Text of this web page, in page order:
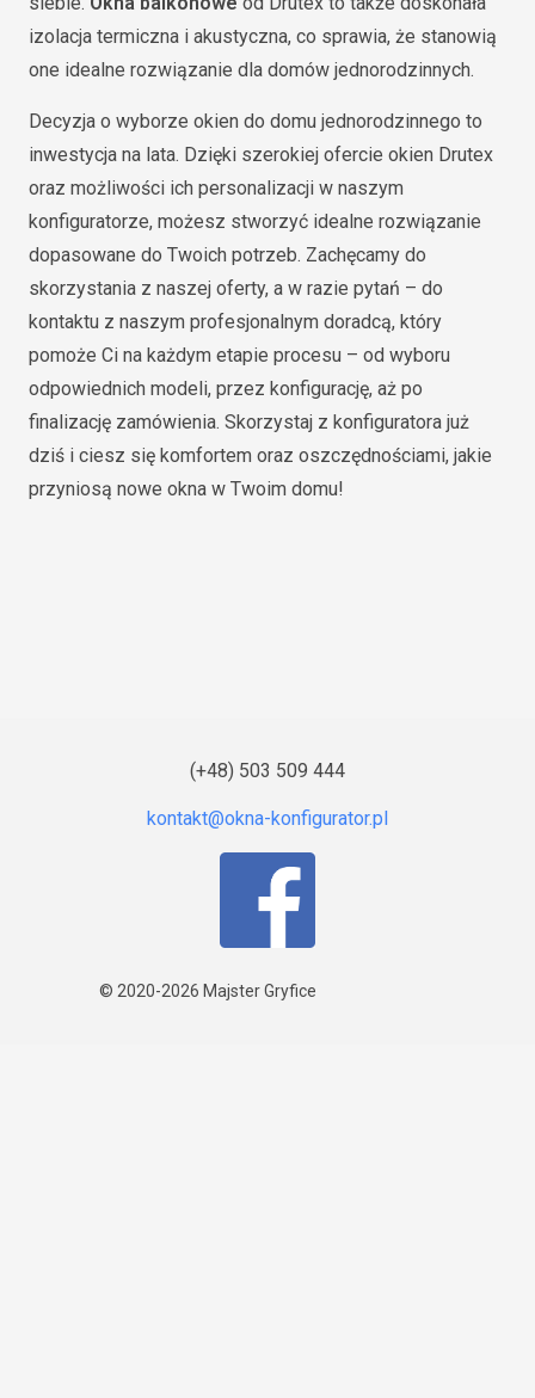
izolacja termiczna i akustyczna, co sprawia, że stanowią
one idealne rozwiązanie dla domów jednorodzinnych.
Decyzja o wyborze okien do domu jednorodzinnego to
inwestycja na lata. Dzięki szerokiej ofercie okien Drutex
oraz możliwości ich personalizacji w naszym
konfiguratorze, możesz stworzyć idealne rozwiązanie
dopasowane do Twoich potrzeb. Zachęcamy do
skorzystania z naszej oferty, a w razie pytań – do
kontaktu z naszym profesjonalnym doradcą, który
pomoże Ci na każdym etapie procesu – od wyboru
odpowiednich modeli, przez konfigurację, aż po
finalizację zamówienia. Skorzystaj z konfiguratora już
dziś i ciesz się komfortem oraz oszczędnościami, jakie
przyniosą nowe okna w Twoim domu!
(+48) 503 509 444
© 2020-2026 Majster Gryfice